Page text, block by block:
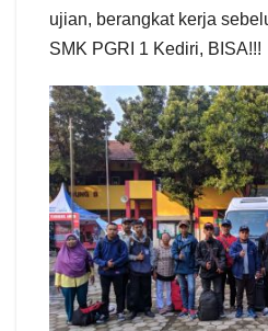
ujian, berangkat kerja
SMK PGRI 1 Kediri, BISA!!!